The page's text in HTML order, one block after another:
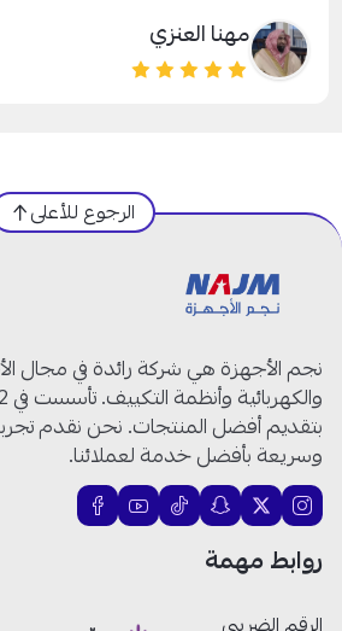
مهنا العنزي
الرجوع للأعلى
نجم الأجهزة هي شركة رائدة في مجال
بتقديم أفضل المنتجات. نحن نقدم
وسريعة بأفضل خدمة لعملائنا.
روابط مهمة